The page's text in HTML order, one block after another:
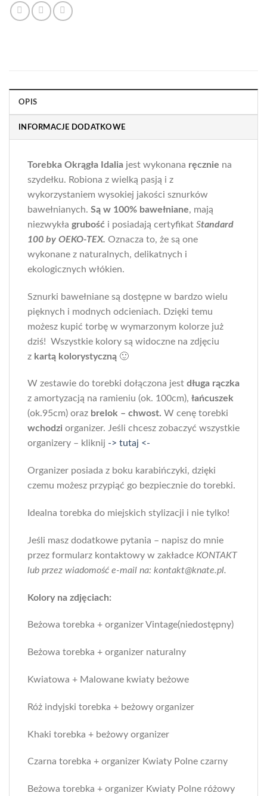
Naturalne złoto
Wrzosowy
Beżowy
Brudny róż
Błękitny
Czarny
Grafitowy
Jasny szary
Jeansowy
Musztardowy
Naturalny
Perłowy
Petrol
Róż indyjski
Stalowy
Szałwia
Tęczowy pył
Jasny szary
Kamelowy
Kratka Czarna
Kratka Lawenda
Kwiaty Polne Beżowy
Kwiaty Polne Czarny
Lawendowy
Malinowy
Malowane Kwiaty Szare
Naturalny
Pomarańczowy
Pudrowy róż
Zielony
OPIS
INFORMACJE DODATKOWE
Torebka Okrągła Idalia jest wykonana ręcznie na
szydełku. Robiona z wielką pasją i z
wykorzystaniem wysokiej jakości sznurków
bawełnianych. Są w 100% bawełniane, mają
niezwykła grubość i posiadają certyfikat Standard
100 by OEKO-TEX. Oznacza to, że są one
wykonane z naturalnych, delikatnych i
ekologicznych włókien.
Sznurki bawełniane są dostępne w bardzo wielu
pięknych i modnych odcieniach. Dzięki temu
możesz kupić torbę w wymarzonym kolorze już
dziś! Wszystkie kolory są widoczne na zdjęciu
z kartą kolorystyczną 🙂
W zestawie do torebki dołączona jest długa rączka
z amortyzacją na ramieniu (ok. 100cm), łańcuszek
(ok.95cm) oraz brelok – chwost. W cenę torebki
wchodzi organizer. Jeśli chcesz zobaczyć wszystkie
organizery – kliknij -> tutaj <-
Organizer posiada z boku karabińczyki, dzięki
czemu możesz przypiąć go bezpiecznie do torebki.
Idealna torebka do miejskich stylizacji i nie tylko!
Jeśli masz dodatkowe pytania – napisz do mnie
przez formularz kontaktowy w zakładce KONTAKT
lub przez wiadomość e-mail na: kontakt@knate.pl.
Kolory na zdjęciach:
Beżowa torebka + organizer Vintage(niedostępny)
Beżowa torebka + organizer naturalny
Kwiatowa + Malowane kwiaty beżowe
Róż indyjski torebka + beżowy organizer
Khaki torebka + beżowy organizer
Czarna torebka + organizer Kwiaty Polne czarny
Beżowa torebka + organizer Kwiaty Polne różowy